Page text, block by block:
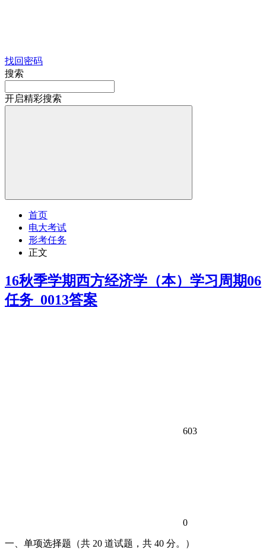
找回密码
搜索
开启精彩搜索
首页
电大考试
形考任务
正文
16秋季学期西方经济学（本）学习周期06
任务_0013答案
603
0
一、单项选择题（共 20 道试题，共 40 分。）